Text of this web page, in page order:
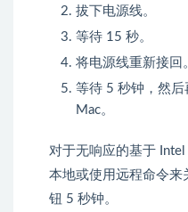
拔下电源线。
等待 15 秒。
将电源线重新接回
等待 5 秒钟，然
Mac。
对于无响应的基于
本地或使用远程命令来
钮 5 秒钟。